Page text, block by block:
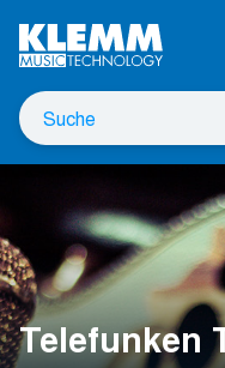
Hauptinhalt
Suche
nach
Telefunken